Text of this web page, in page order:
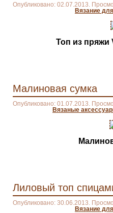
Опубликовано: 02.07.2013.
Вязание
Топ из пряжи
Малиновая сумка
Опубликовано: 01.07.2013.
Вязаные
Лиловый топ
Опубликовано: 30.06.2013.
Вязание